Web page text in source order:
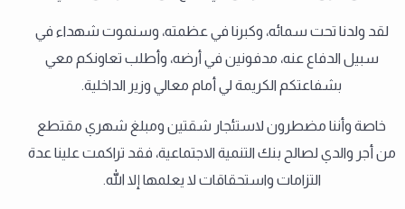
لقد ولدنا تحت سمائه، وكبرنا في عظمته، وسنموت شهداء في
سبيل الدفاع عنه، مدفونين في أرضه، وأطلب تعاونكم معي
بشفاعتكم الكريمة لي أمام معالي وزير الداخلية.
خاصة وأننا مضطرون لاستئجار شقتين ومبلغ شهري مقتطع
من أجر والدي لصالح بنك التنمية الاجتماعية، فقد تراكمت علينا عدة
التزامات واستحقاقات لا يعلمها إلا الله.